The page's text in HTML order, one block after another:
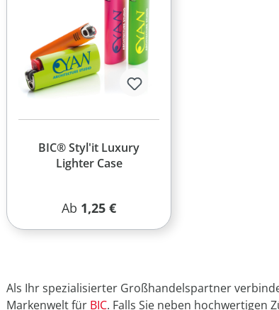
BIC® Styl'it Luxury
Lighter Case
Regulärer Preis:
Ab 1,25 €
Als Ihr spezialisierter Großhandelspartner
Markenwelt für BIC. Falls Sie neben hochwertigen